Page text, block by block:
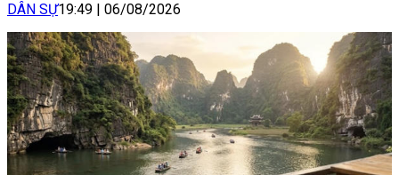
DÂN SỰ19:49 06/08/2026